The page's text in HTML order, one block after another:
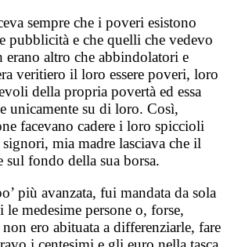
sempre che i poveri esistono
pubblicità e che quelli che vedevo
erano altro che abbindolatori e
veritiero il loro essere poveri, loro
della propria povertà ed essa
unicamente su di loro. Così,
facevano cadere i loro spiccioli
mia madre lasciava che il
sul fondo della sua borsa.
più avanzata, fui mandata da sola
le medesime persone o, forse,
ero abituata a differenziarle, fare